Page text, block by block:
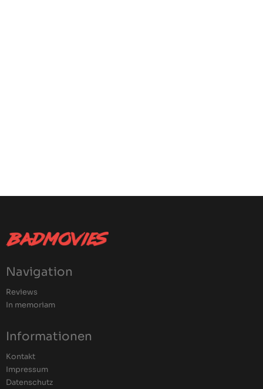
Navigation
Reviews
In memoriam
Informationen
Kontakt
Impressum
Datenschutz